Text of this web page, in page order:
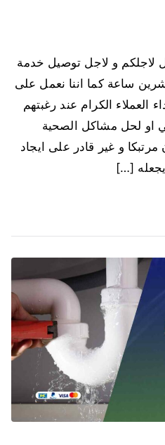
لاجلكم و لاجل توصيل خدمة
ساعة كما اننا نعمل على
العملاء الكرام عند رغبتهم
لحل مشاكل الصحية
مرتبكا و غير قادر على ايجاد
يجعله […]